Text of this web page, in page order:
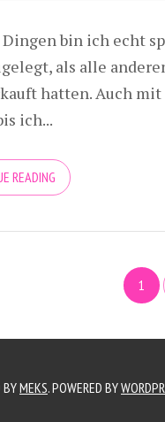
bin ich echt
als alle
hatten. Auch
ich...
READING
1
BYMEKS. POWERED BY